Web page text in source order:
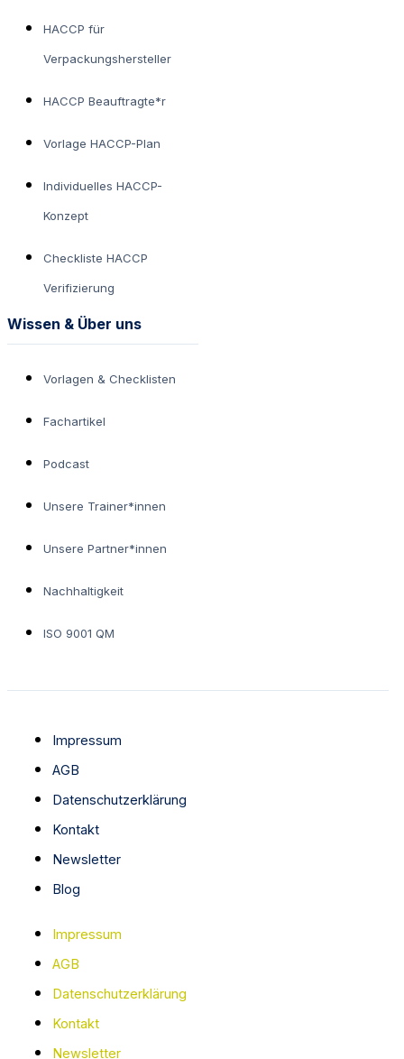
HACCP für
Verpackungshersteller
HACCP Beauftragte*r
Vorlage HACCP-Plan
Individuelles HACCP-
Konzept
Checkliste HACCP
Verifizierung
Wissen & Über uns
Vorlagen & Checklisten
Fachartikel
Podcast
Unsere Trainer*innen
Unsere Partner*innen
Nachhaltigkeit
ISO 9001 QM
Impressum
AGB
Datenschutzerklärung
Kontakt
Newsletter
Blog
Impressum
AGB
Datenschutzerklärung
Kontakt
Newsletter